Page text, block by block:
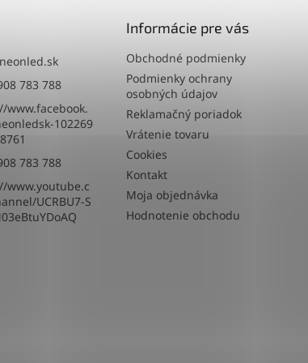
neonled.sk
783 788
www.facebook.
102269
783 788
www.youtube.c
UCRBU7-S
Informácie pre vás
Obchodné podmienky
Podmienky ochrany
osobných údajov
Reklamačný poriadok
Vrátenie tovaru
Cookies
Kontakt
Moja objednávka
Hodnotenie obchodu